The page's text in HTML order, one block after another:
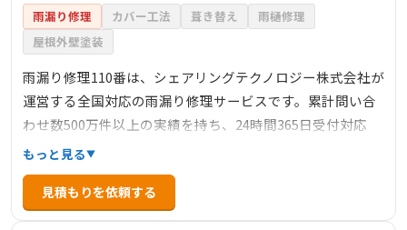
雨漏り修理 カバー工法 葺き替え
雨樋修理
屋根外壁塗装
雨漏り修理110番は、シェアリングテクノロジー株式会社が
運営する全国対応の雨漏り修理サービスです。累計問い合
わせ数500万件以上の実績を持ち、24時間365日受付対応
で、緊急の雨漏りトラブルにも迅速に対応します。料金は
明確で、下地処理3900円/㎡～、カバー工法6600円/㎡～な
ど、部分修理から大規模な修繕まで幅広く対応していま
す。見積もり後の追加料金は不要で、安心して依頼できる
もっと見る
見積もりを依頼する